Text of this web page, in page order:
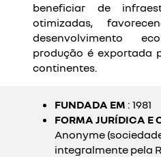
beneficiar de
otimizadas,
desenvolvimento
produção é exportada
continentes.
FUNDADA EM : 1981
FORMA JURÍDICA E
Anonyme
integralmente pela